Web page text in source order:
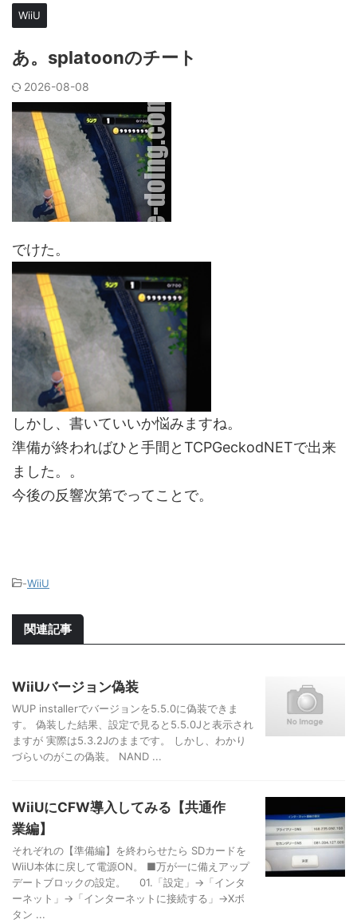
WiiU
あ。splatoonのチート
2026-08-08
でけた。
しかし、書いていいか悩みますね。
準備が終わればひと手間とTCPGeckodNETで出来
ました。。
今後の反響次第でってことで。
-WiiU
関連記事
WiiUバージョン偽装
WUP installerでバージョンを5.5.0に偽装できま
す。 偽装した結果、設定で見ると5.5.0Jと表示され
ますが 実際は5.3.2Jのままです。 しかし、わかり
づらいのがこの偽装。 NAND ...
WiiUにCFW導入してみる【共通作
業編】
それぞれの【準備編】を終わらせたら SDカードを
WiiU本体に戻して電源ON。 ■万が一に備えアップ
デートブロックの設定。 01.「設定」→「インタ
ーネット」→「インターネットに接続する」→Xボ
タン ...